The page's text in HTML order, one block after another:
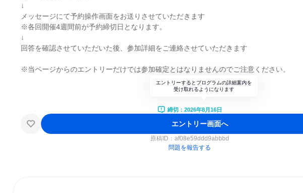
↓
メッセージにて予約操作画面をお送りさせていただきます
※各回開催4週間前が予約締切日となります。
↓
回答を確認させていただいた後、参加詳細をご連絡させていただきます
※当ページからのエントリーだけでは参加確定とはなりませんのでご注意ください。
エントリーするとプログラムの詳細案内を
受け取れるようになります
締切：2026年8月16日
エントリー画面へ
原稿ID： af08e59ddd9abbbd
問題を報告する